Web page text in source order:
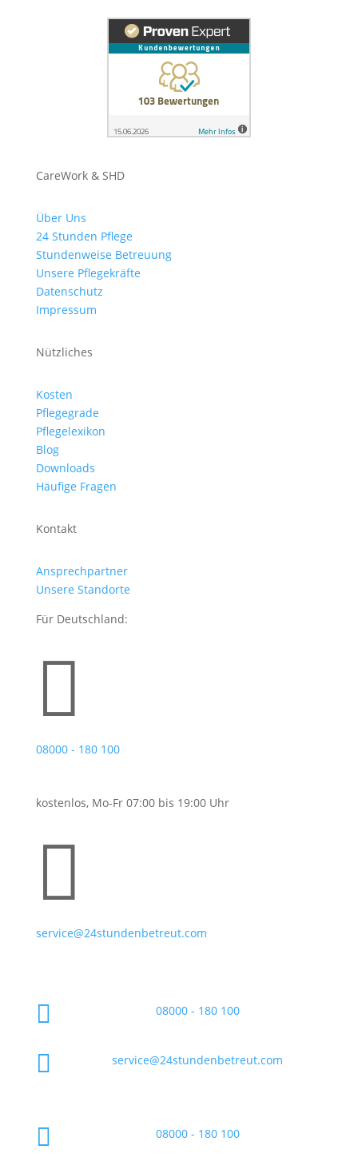
CareWork & SHD
Über Uns
24 Stunden Pflege
Stundenweise Betreuung
Unsere Pflegekräfte
Datenschutz
Impressum
Nützliches
Kosten
Pflegegrade
Pflegelexikon
Blog
Downloads
Häufige Fragen
Kontakt
Ansprechpartner
Unsere Standorte
Für Deutschland:

08000 - 180 100
kostenlos, Mo-Fr 07:00 bis 19:00 Uhr

service@24stundenbetreut.com
 08000 - 180 100
 service@24stundenbetreut.com
 08000 - 180 100